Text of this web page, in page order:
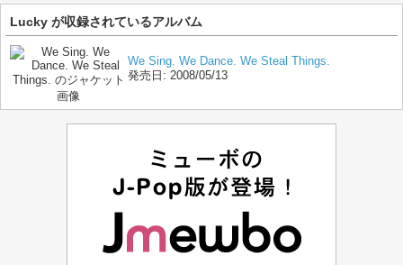
Lucky が収録されているアルバム
We Sing. We Dance. We Steal Things.
発売日: 2008/05/13